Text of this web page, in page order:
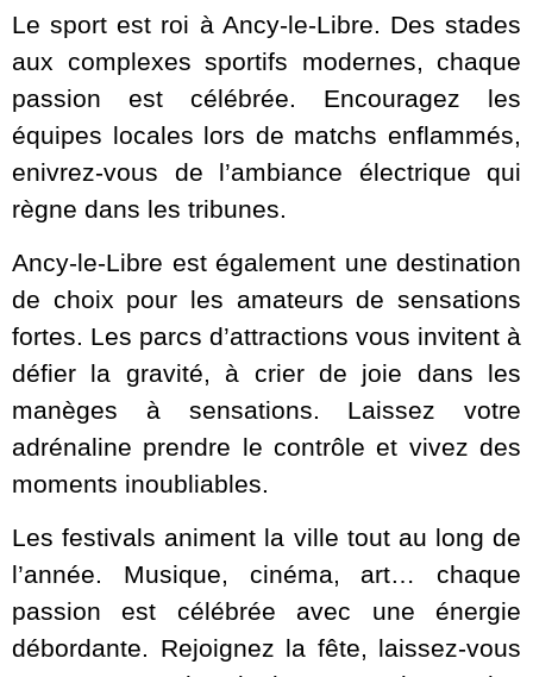
Le sport est roi à Ancy-le-Libre. Des stades
aux complexes sportifs modernes, chaque
passion est célébrée. Encouragez les
équipes locales lors de matchs enflammés,
enivrez-vous de l’ambiance électrique qui
règne dans les tribunes.
Ancy-le-Libre est également une destination
de choix pour les amateurs de sensations
fortes. Les parcs d’attractions vous invitent à
défier la gravité, à crier de joie dans les
manèges à sensations. Laissez votre
adrénaline prendre le contrôle et vivez des
moments inoubliables.
Les festivals animent la ville tout au long de
l’année. Musique, cinéma, art… chaque
passion est célébrée avec une énergie
débordante. Rejoignez la fête, laissez-vous